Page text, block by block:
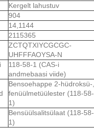
Kergelt lahustuv
904
14,1144
2115365
ZCTQTXIYCGCGC-
UHFFFAOYSA-N
118-58-1 (CAS-i
andmebaasi viide)
Bensoehappe 2-hüdroksü-,
fenüülmetüülester (118-58-
1)
Bensüülsalitsülaat (118-58-
1)